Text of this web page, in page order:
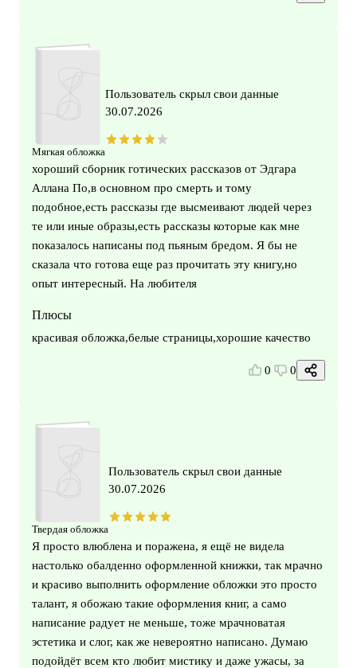
Мягкая обложка
Пользователь скрыл свои данные
30.07.2026
хороший сборник готических рассказов от Эдгара
Аллана По,в основном про смерть и тому
подобное,есть рассказы где высмеивают людей через
те или иные образы,есть рассказы которые как мне
показалось написаны под пьяным бредом. Я бы не
сказала что готова еще раз прочитать эту книгу,но
опыт интересный. На любителя
Плюсы
красивая обложка,белые страницы,хорошие качество
0 0
Твердая обложка
Пользователь скрыл свои данные
30.07.2026
Я просто влюблена и поражена, я ещё не видела
настолько обалденно оформленной книжки, так мрачно
и красиво выполнить оформление обложки это просто
талант, я обожаю такие оформления книг, а само
написание радует не меньше, тоже мрачноватая
эстетика и слог, как же невероятно написано. Думаю
подойдёт всем кто любит мистику и даже ужасы, за